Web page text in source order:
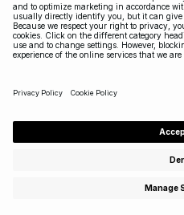
FÖLJ OSS
JURIDISKT